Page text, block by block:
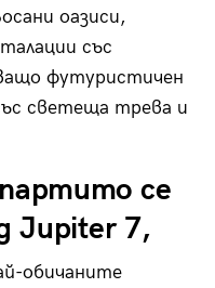
оазиси,
със
футуристичен
светеща трева и
се
Jupiter 7,
обичаните